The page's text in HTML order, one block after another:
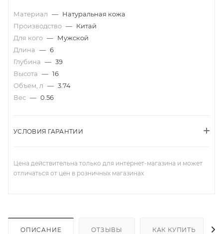
Материал — Натуральная кожа
Производство — Китай
Для кого — Мужской
Длина — 6
Глубина — 39
Высота — 16
Объем, л — 3.74
Вес — 0.56
УСЛОВИЯ ГАРАНТИИ
Цена действительна только для интернет-магазина и может
отличаться от цен в розничных магазинах
ОПИСАНИЕ ОТЗЫВЫ КАК КУПИТЬ